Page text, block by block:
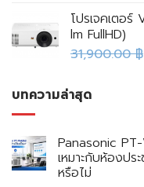
โปรเจคเตอ
lm FullHD)
31,900.00฿
บทความล่าสุด
Panasonic
เหมาะกับห้องป
หรือไม่